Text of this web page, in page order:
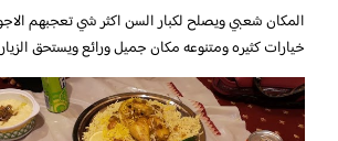
المكان شعبي ويصلح لكبار السن اكثر شي تعجبهم
خيارات كثيره ومتنوعه مكان جميل ورائع ويستحق